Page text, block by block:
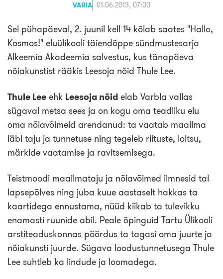
Loo tasuta konto
VARIA 01.06.2013, 07:00
Sel pühapäeval, 2. juunil kell 14 kõlab saates "Hallo,
Kosmos!" eluülikooli täiendõppe sündmustesarja
Alkeemia Akadeemia salvestus, kus tänapäeva
nõiakunstist rääkis Leesoja nõid Thule Lee.
Thule Lee ehk Leesoja nõid elab Varbla vallas
sügaval metsa sees ja on kogu oma teadliku elu
oma nõiavõimeid arendanud: ta vaatab maailma
läbi taju ja tunnetuse ning tegeleb riituste, loitsu,
märkide vaatamise ja ravitsemisega.
Teistmoodi maailmataju ja nõiavõimed ilmnesid tal
lapsepõlves ning juba kuue aastaselt hakkas ta
kaartidega ennustama, nüüd kiikab ta tulevikku
enamasti ruunide abil. Peale õpinguid Tartu Ülikooli
arstiteaduskonnas pöördus ta tagasi oma juurte ja
nõiakunsti juurde. Sügava loodustunnetusega Thule
Lee suhtleb ka lindude ja loomadega.